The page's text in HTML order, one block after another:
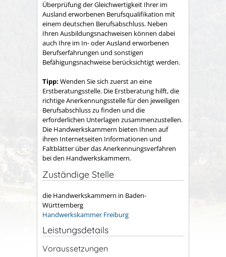
Überprüfung der Gleichwertigkeit Ihrer im
Ausland erworbenen Berufsqualifikation mit
einem deutschen Berufsabschluss. Neben
Ihren Ausbildungsnachweisen können dabei
auch Ihre im In- oder Ausland erworbenen
Berufserfahrungen und sonstigen
Befähigungsnachweise berücksichtigt werden.
Tipp: Wenden Sie sich zuerst an eine
Erstberatungsstelle. Die Erstberatung hilft, die
richtige Anerkennungsstelle für den jeweiligen
Berufsabschluss zu finden und die
erforderlichen Unterlagen zusammenzustellen.
Die Handwerkskammern bieten Ihnen auf
ihren Internetseiten Informationen und
Faltblätter über das Anerkennungsverfahren
bei den Handwerkskammern.
Zuständige Stelle
die Handwerkskammern in Baden-
Württemberg
Handwerkskammer Freiburg
Leistungsdetails
Voraussetzungen